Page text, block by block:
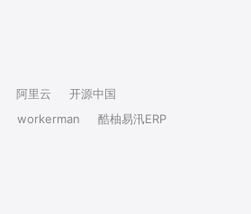
阿里云
开源中国
workerman
酷柚易汛ERP